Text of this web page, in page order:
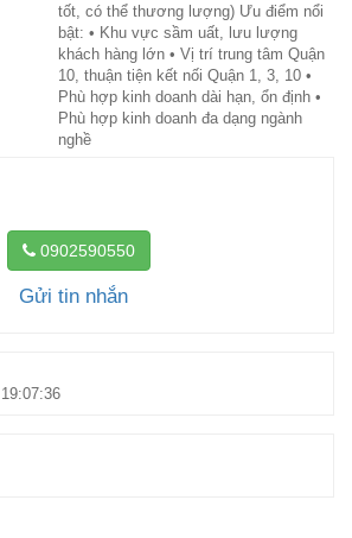
tốt, có thể thương lượng) Ưu điểm nổi
bật: • Khu vực sầm uất, lưu lượng
khách hàng lớn • Vị trí trung tâm Quận
10, thuận tiện kết nối Quận 1, 3, 10 •
Phù hợp kinh doanh dài hạn, ổn định •
Phù hợp kinh doanh đa dạng ngành
nghề
0902590550
Gửi tin nhắn